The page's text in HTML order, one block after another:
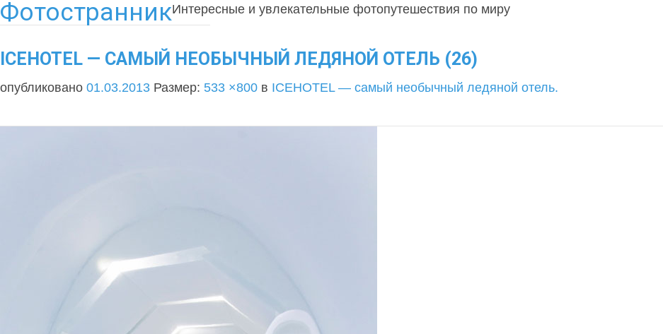
ФотостранникИнтересные и увлекательные фотопутешествия по миру
ICEHOTEL — САМЫЙ НЕОБЫЧНЫЙ ЛЕДЯНОЙ ОТЕЛЬ (26)
опубликовано 01.03.2013 Размер: 533 ×800 в ICEHOTEL — самый необычный ледяной отель.